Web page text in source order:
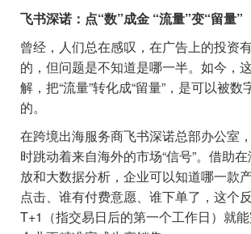
飞书深诺：点“数”成金 “流量”变“留量”
曾经，人们总在感叹，在广告上的投资
的，但问题是不知道是哪一半。如今，
解，把“流量”转化成“留量”，是可以被数
的。
在跨境出海服务商飞书深诺总部办公室
时跳动着来自海外的市场“信号”。借助
放和大数据分析，企业可以知道哪一款
点击、谁有付费意愿、谁下单了，这个
T+1（指交易日后的第一个工作日）就